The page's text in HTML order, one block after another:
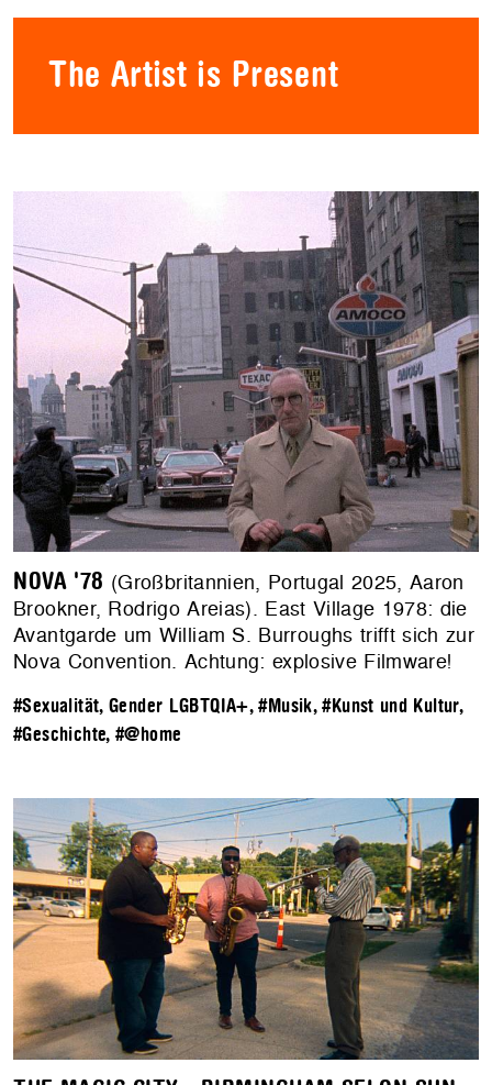
The Artist is Present
NOVA '78 (Großbritannien, Portugal 2025, Aaron
Brookner, Rodrigo Areias). East Village 1978: die
Avantgarde um William S. Burroughs trifft sich zur
Nova Convention. Achtung: explosive Filmware!
#Sexualität, Gender LGBTQIA+,#Musik,#Kunst und Kultur,
#Geschichte,#@home